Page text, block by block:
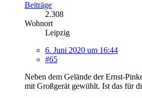
Beiträge
2.308
Wohnort
Leipzig
6. Juni 2020 um 16:44
#65
Neben dem Gelände der Ernst-
mit Großgerät gewühlt. Ist das für